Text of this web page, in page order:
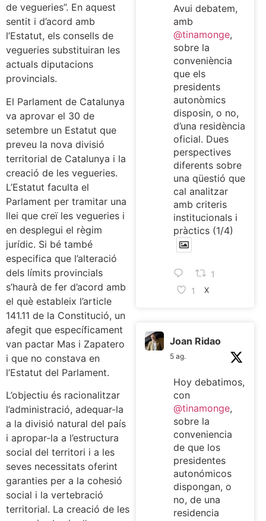
de vegueries”. En aquest
sentit i d’acord amb
l’Estatut, els consells de
vegueries substituiran les
actuals diputacions
provincials.
El Parlament de Catalunya
va aprovar el 30 de
setembre un Estatut que
preveu la nova divisió
territorial de Catalunya i la
creació de les vegueries.
L’Estatut faculta el
Parlament per tramitar una
llei que creï les vegueries i
en desplegui el règim
jurídic. Si bé també
especifica que l’alteració
dels límits provincials
s’haurà de fer d’acord amb
el què estableix l’article
141.11 de la Constitució, un
afegit que específicament
van pactar Mas i Zapatero
i que no constava en
l’Estatut del Parlament.
L’objectiu és racionalitzar
l’administració, adequar-la
a la divisió natural del país
i apropar-la a l’estructura
social del territori i a les
seves necessitats oferint
garanties per a la cohesió
social i la vertebració
territorial. La creació de les
Avui debatem,
amb
@tinamonge,
sobre la
conveniència
que els
presidents
autonòmics
disposin, o no,
d’una residència
oficial. Dues
perspectives
diferents sobre
una qüestió que
cal analitzar
amb criteris
institucionals i
pràctics (1/4)
1
1
X
Joan Ridao
5 ag.
Hoy debatimos,
con
@tinamonge,
sobre la
conveniencia
de que los
presidentes
autonómicos
dispongan, o
no, de una
residencia